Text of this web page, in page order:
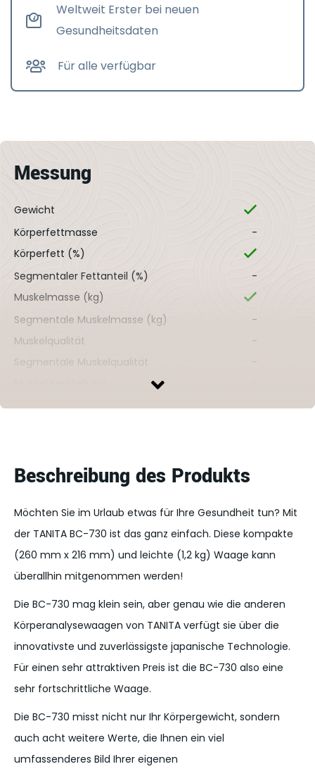
Weltweit Erster bei neuen
Gesundheitsdaten
Für alle verfügbar
Messung
Gewicht
Körperfettmasse
-
Körperfett (%)
Segmentaler Fettanteil (%)
-
Muskelmasse (kg)
Segmentale Muskelmasse (kg)
-
Muskelqualität
-
Segmentale Muskelqualität
-
Täglicher Kalorienbedarf (DCI)kcal
Körperbauwert
Knochenmineralmasse (kg)
Körpermasse Index (BMI)
-
Herzfrequenz
Messungen für Kinder
Spezifikationen
Farbe
Rosa
Gewicht des Produkts
Wiegekapazität
Beschreibung des Produkts
Möchten Sie im Urlaub etwas für Ihre Gesundheit tun? Mit
der TANITA BC-730 ist das ganz einfach. Diese kompakte
(260 mm x 216 mm) und leichte (1,2 kg) Waage kann
überallhin mitgenommen werden!
Die BC-730 mag klein sein, aber genau wie die anderen
Körperanalysewaagen von TANITA verfügt sie über die
innovativste und zuverlässigste japanische Technologie.
Für einen sehr attraktiven Preis ist die BC-730 also eine
sehr fortschrittliche Waage.
Die BC-730 misst nicht nur Ihr Körpergewicht, sondern
auch acht weitere Werte, die Ihnen ein viel
umfassenderes Bild Ihrer eigenen